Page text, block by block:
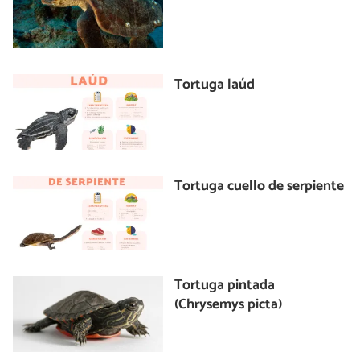
Tortuga laúd
Tortuga cuello de serpiente
Tortuga pintada
(Chrysemys picta)